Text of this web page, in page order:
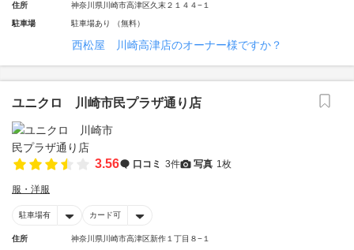
住所 神奈川県川崎市高津区久末２１４４−１
駐車場 駐車場あり （無料）
西松屋 川崎高津店のオーナー様ですか？
ユニクロ 川崎市民プラザ通り店
3.56 口コミ 3件 写真 1枚
服・洋服
駐車場有 カード可
住所 神奈川県川崎市高津区新作１丁目８−１